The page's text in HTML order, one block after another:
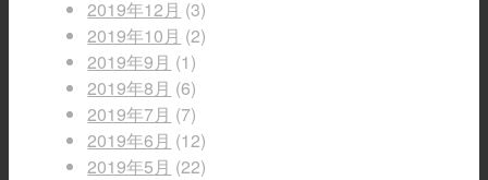
2019年12月 (3)
2019年10月 (2)
2019年9月 (1)
2019年8月 (6)
2019年7月 (7)
2019年6月 (12)
2019年5月 (22)